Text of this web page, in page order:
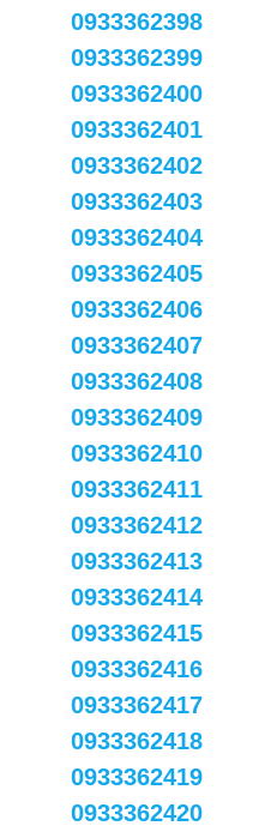
0933362398
0933362399
0933362400
0933362401
0933362402
0933362403
0933362404
0933362405
0933362406
0933362407
0933362408
0933362409
0933362410
0933362411
0933362412
0933362413
0933362414
0933362415
0933362416
0933362417
0933362418
0933362419
0933362420